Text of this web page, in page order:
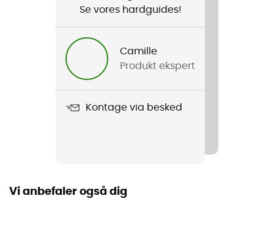
Mini Safari Snack
Se vores hardguides!
Camille
Produkt ekspert
Kontage via besked
Vi anbefaler også dig